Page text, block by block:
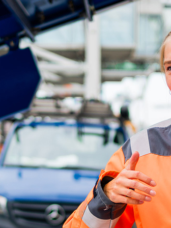
Center der HPA
aller Verkehrsmeldungen im